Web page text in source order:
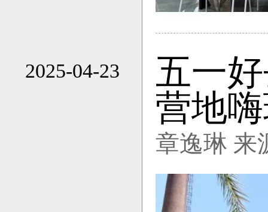
2025-04-23
五一
营地
章逸琳 来